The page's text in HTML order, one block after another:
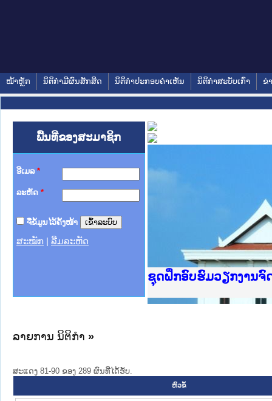
ໜ້າຫຼັກ ນິຕິກໍາມີຜົນສັກສິດ ນິຕິກໍາປະກອບຄໍາເຫັນ ນິຕິກໍາສະບັບເກົ່າ ຂ່
ພື້ນທີ່ຂອງສະມາຊິກ
ອີເມລ *
ລະຫັດ *
ຈື່ຂໍ້ມູນໄວ້ຄັ້ງໜ້າ
ສະໝັກ ລືມລະຫັດ
Ministry of Justice
ເຜີຍແຜ່ວັບໄຊຈົດໝາຍເ
ກະຊວງຍຸຕິທຳ
ຊຸດຝຶກອົບຮົມວຽກງານຈົ
ກອງປະຊຸມທົບທວນຄືນກ
ຝຶກອົບຮົມ ຜູ່ປະສານງາ
ຝຶກອົບຮົມ ຜູ່ປະສານງາ
ເຜີຍແຜ່ແອັບກົດໝາຍລາ
ເຜີຍແຜ່ແອັບກົດໝາຍລາ
ຍົກລະດັບວຽກງານຈົດໝ
ຊຸດຝຶກອົບຮົມວຽກງານຈົ
ລາຍການ ນິຕິກໍາ »
ສະແດງ 81-90 ຂອງ 289 ຜົນທີ່ໄດ້ຮັບ.
ຫົວຂໍ້